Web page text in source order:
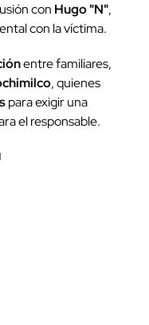
con Hugo "N",
con la víctima.
entre familiares,
, quienes
para exigir una
el responsable.